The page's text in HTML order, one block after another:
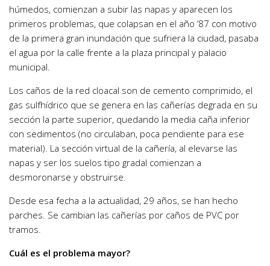
húmedos, comienzan a subir las napas y aparecen los
primeros problemas, que colapsan en el año ’87 con motivo
de la primera gran inundación que sufriera la ciudad, pasaba
el agua por la calle frente a la plaza principal y palacio
municipal.
Los caños de la red cloacal son de cemento comprimido, el
gas sulfhídrico que se genera en las cañerías degrada en su
sección la parte superior, quedando la media caña inferior
con sedimentos (no circulaban, poca pendiente para ese
material). La sección virtual de la cañería, al elevarse las
napas y ser los suelos tipo gradal comienzan a
desmoronarse y obstruirse.
Desde esa fecha a la actualidad, 29 años, se han hecho
parches. Se cambian las cañerías por caños de PVC por
tramos.
Cuál es el problema mayor?